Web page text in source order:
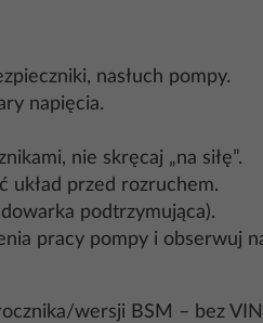
nasłuch pompy.
napięcia.
nie skręcaj „na siłę”.
układ przed rozruchem.
podtrzymująca).
pracy pompy i obserwuj
wersji BSM – bez